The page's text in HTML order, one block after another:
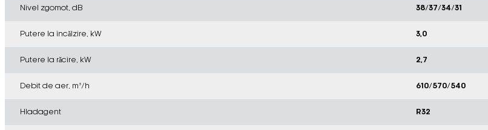
Nivel zgomot, dB 38/37/34/31
Putere la încălzire, kW 3,0
Putere la răcire, kW 2,7
Debit de aer, m³/h 610/570/540
Hladagent R32